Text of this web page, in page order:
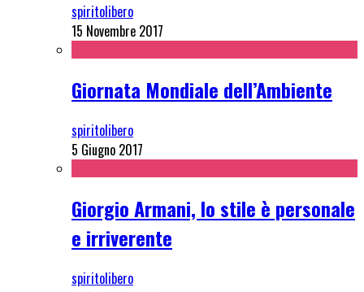
spiritolibero
15 Novembre 2017
Giornata Mondiale dell’Ambiente
spiritolibero
5 Giugno 2017
Giorgio Armani, lo stile è personale
e irriverente
spiritolibero